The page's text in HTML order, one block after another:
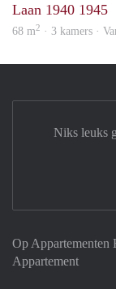
Laan 1940 1945
68 m2 · 3 kamers ·
Op
Appartement
Niks leuks